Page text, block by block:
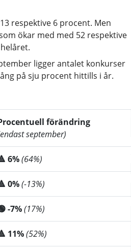
respektive 6 procent. Men
ökar med med 52 respektive
ligger antalet konkurser
på sju procent hittills i år.
förändring
september)
6%(64%)
0%(-13%)
-7%(17%)
11%(52%)